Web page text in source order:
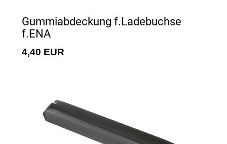
Gummiabdeckung f.Ladebuchse
f.ENA
4,40 EUR